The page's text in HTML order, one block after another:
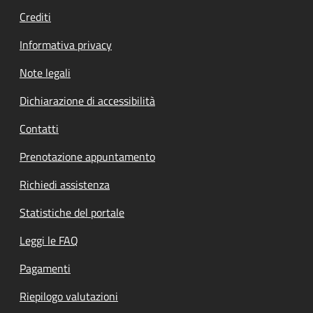
Crediti
Informativa privacy
Note legali
Dichiarazione di accessibilità
Contatti
Prenotazione appuntamento
Richiedi assistenza
Statistiche del portale
Leggi le FAQ
Pagamenti
Riepilogo valutazioni